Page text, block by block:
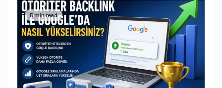
5 min read